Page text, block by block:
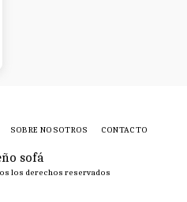
sofá
los derechos reservados
SOBRE NOSOTROS CONTACTO